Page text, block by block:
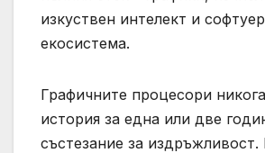
изкуствен интелект и
екосистема.
Графичните процесори
история за една или две
състезание за